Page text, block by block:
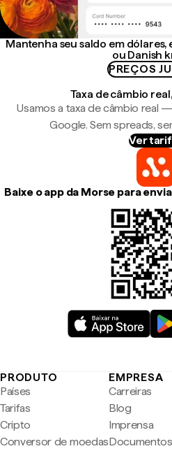
Mantenha seu saldo em
ou Danish
PREÇOS
Taxa de câmbio
Usamos a taxa de câmbio real
Google. Sem spreads,
Ver
Baixe o app da Morse para
PRODUTO
Países
Tarifas
Cripto
Conversor de moedas
EMPRESA
Carreiras
Blog
Imprensa